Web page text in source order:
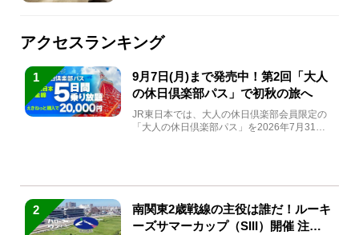
アクセスランキング
1
9月7日(月)まで発売中！第2回「大人
の休日倶楽部パス」で初秋の旅へ
JR東日本では、大人の休日倶楽部会員限定の
「大人の休日倶楽部パス」を2026年7月31日
2
南関東2歳戦線の主役は誰だ！ルーキ
ーズサマーカップ（SIII）開催 注目